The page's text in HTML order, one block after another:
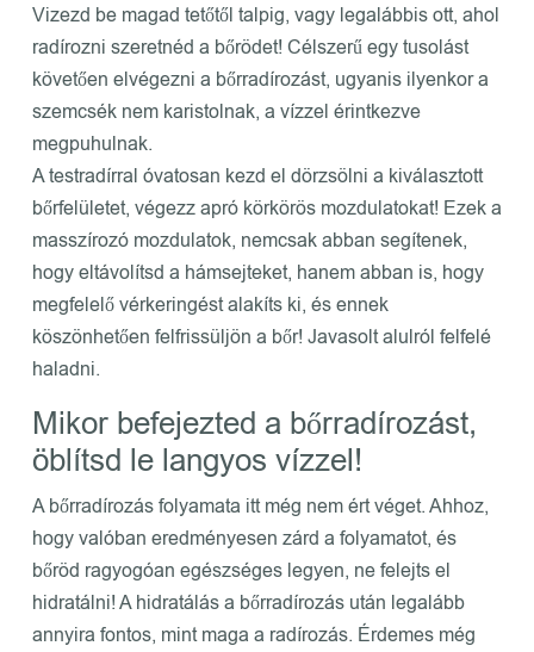
Vizezd be magad tetőtől talpig, vagy legalábbis ott, ahol
radírozni szeretnéd a bőrödet! Célszerű egy tusolást
követően elvégezni a bőrradírozást, ugyanis ilyenkor a
szemcsék nem karistolnak, a vízzel érintkezve
megpuhulnak.
A testradírral óvatosan kezd el dörzsölni a kiválasztott
bőrfelületet, végezz apró körkörös mozdulatokat! Ezek a
masszírozó mozdulatok, nemcsak abban segítenek,
hogy eltávolítsd a hámsejteket, hanem abban is, hogy
megfelelő vérkeringést alakíts ki, és ennek
köszönhetően felfrissüljön a bőr! Javasolt alulról felfelé
haladni.
Mikor befejezted a bőrradírozást,
öblítsd le langyos vízzel!
A bőrradírozás folyamata itt még nem ért véget. Ahhoz,
hogy valóban eredményesen zárd a folyamatot, és
bőröd ragyogóan egészséges legyen, ne felejts el
hidratálni! A hidratálás a bőrradírozás után legalább
annyira fontos, mint maga a radírozás. Érdemes még